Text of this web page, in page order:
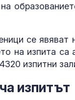
се явяват
на изпита са
изпитни
изпитът